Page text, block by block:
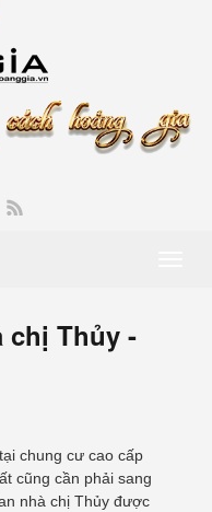
chị Thủy -
chung cư cao cấp
cũng cần phải sang
nhà chị Thủy được